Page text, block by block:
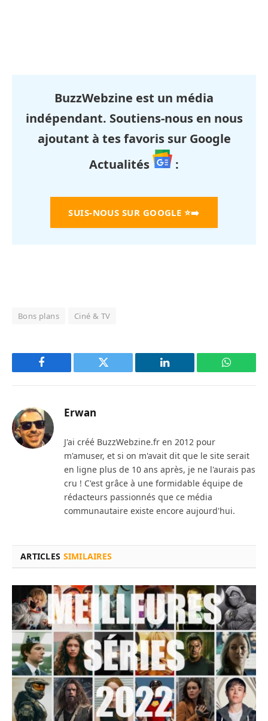
BuzzWebzine est un média
indépendant. Soutiens-nous en nous
ajoutant à tes favoris sur Google
Actualités
:
SUIS-NOUS SUR GOOGLE ⭐➡️
Bons plans Ciné & TV
Facebook Twitter LinkedIn
Erwan
J'ai créé BuzzWebzine.fr en 2012 pour
m'amuser, et si on m'avait dit que le site serait
en ligne plus de 10 ans après, je ne l'aurais pas
cru ! C'est grâce à une formidable équipe de
rédacteurs passionnés que ce média
communautaire existe encore aujourd'hui.
ARTICLES SIMILAIRES